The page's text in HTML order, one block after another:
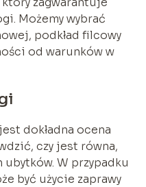
Możemy wybrać
podkład filcowy
od warunków w
dokładna ocena
czy jest równa,
W przypadku
być użycie zaprawy